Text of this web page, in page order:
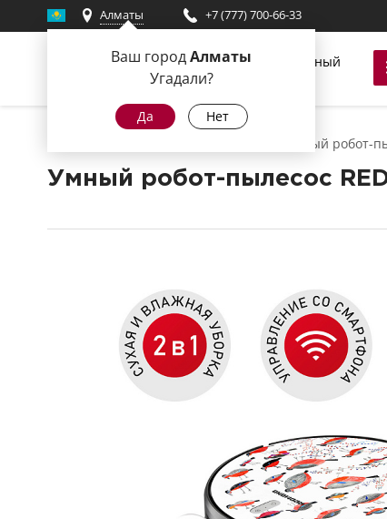
Ваш городАлматы
Угадали?
Да Нет
Алматы +7 (777) 700-66-33
Фирменный
Умный робот-
Умный робот-пылесос